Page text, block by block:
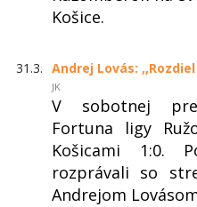
Košice.
31.3. Andrej Lovás:
JK
V sobotnej
Fortuna ligy
Košicami 1:0.
rozprávali so
Andrejom